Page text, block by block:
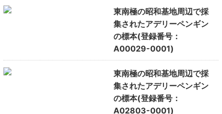
東南極の昭和基地周辺で採
集されたアデリーペンギン
の標本(登録番号：
A00029-0001)
東南極の昭和基地周辺で採
集されたアデリーペンギン
の標本(登録番号：
A02803-0001)